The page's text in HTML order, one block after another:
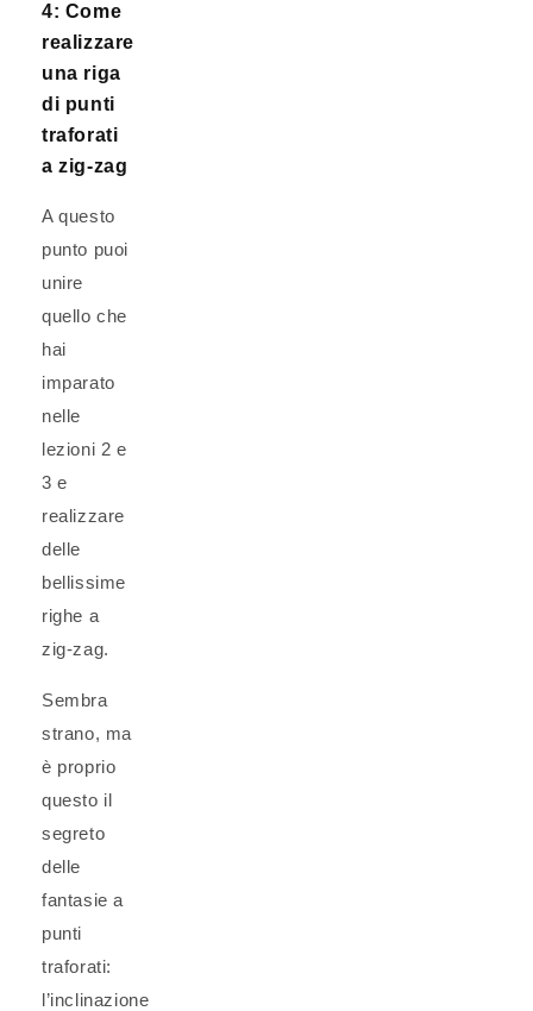
4: Come
realizzare
una riga
di punti
traforati
a zig-zag
A questo
punto puoi
unire
quello che
hai
imparato
nelle
lezioni 2 e
3 e
realizzare
delle
bellissime
righe a
zig-zag.
Sembra
strano, ma
è proprio
questo il
segreto
delle
fantasie a
punti
traforati:
l’inclinazione